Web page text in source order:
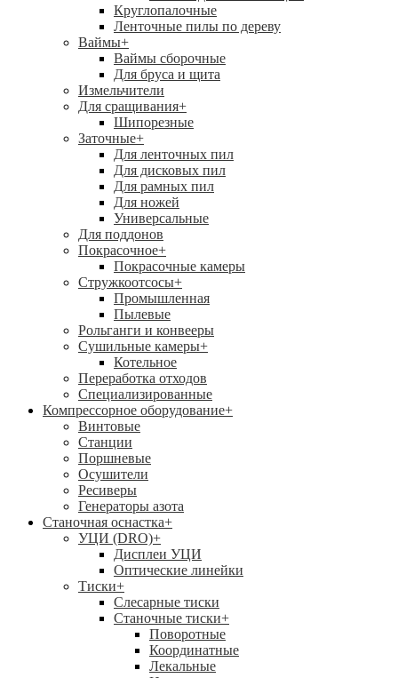
Круглопалочные
Ленточные пилы по дереву
Ваймы+
Ваймы сборочные
Для бруса и щита
Измельчители
Для сращивания+
Шипорезные
Заточные+
Для ленточных пил
Для дисковых пил
Для рамных пил
Для ножей
Универсальные
Для поддонов
Покрасочное+
Покрасочные камеры
Стружкоотсосы+
Промышленная
Пылевые
Рольганги и конвееры
Сушильные камеры+
Котельное
Переработка отходов
Специализированные
Компрессорное оборудование+
Винтовые
Станции
Поршневые
Осушители
Ресиверы
Генераторы азота
Станочная оснастка+
УЦИ (DRO)+
Дисплеи УЦИ
Оптические линейки
Тиски+
Слесарные тиски
Станочные тиски+
Поворотные
Координатные
Лекальные